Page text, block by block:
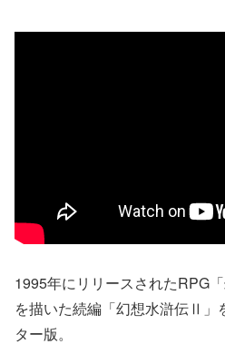
1995年にリリースされたRPG
を描いた続編「幻想水滸伝Ⅱ」
ター版。